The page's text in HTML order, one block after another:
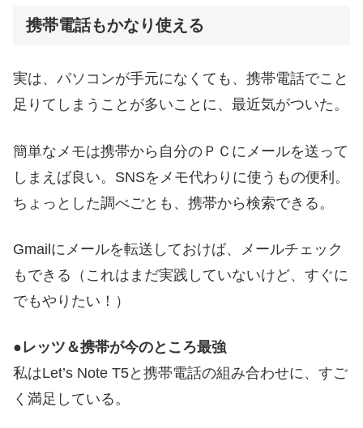
携帯電話もかなり使える
実は、パソコンが手元になくても、携帯電話でこと
足りてしまうことが多いことに、最近気がついた。
簡単なメモは携帯から自分のＰＣにメールを送って
しまえば良い。SNSをメモ代わりに使うもの便利。
ちょっとした調べごとも、携帯から検索できる。
Gmailにメールを転送しておけば、メールチェック
もできる（これはまだ実践していないけど、すぐに
でもやりたい！）
●レッツ＆携帯が今のところ最強
私はLet’s Note T5と携帯電話の組み合わせに、すご
く満足している。